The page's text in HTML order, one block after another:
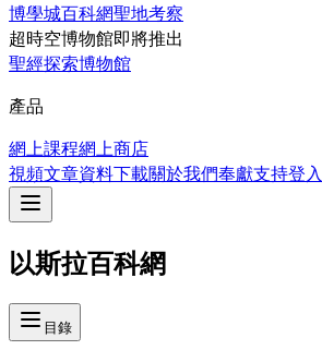
博學城百科網聖地考察
超時空博物館即將推出
聖經探索博物館
產品
網上課程網上商店
視頻文章資料下載關於我們奉獻支持登入
以斯拉百科網
目錄